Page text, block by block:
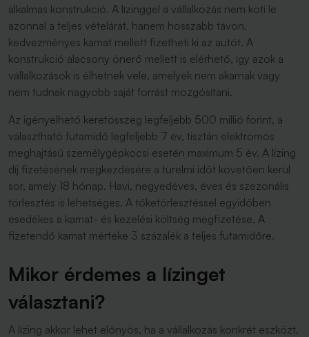
alkalmas konstrukció. A lízinggel a vállalkozás nem köti le
azonnal a teljes vételárat, hanem hosszabb távon,
kedvezményes kamat mellett fizetheti ki az autót. A
konstrukció alacsony önerő mellett is elérhető, így azok a
vállalkozások is élhetnek vele, amelyek nem akarnak vagy
nem tudnak nagyobb saját forrást mozgósítani.
Az igényelhető keretösszeg legfeljebb 500 millió forint, a
választható futamidő legfeljebb 7 év, tisztán elektromos
meghajtású személygépkocsi esetén maximum 5 év. A lízing
díj fizetésének megkezdésére a türelmi időt követően kerül
sor, amely 18 hónap. Havi, negyedéves, éves és szezonális
törlesztés is lehetséges. A tőketörlesztéssel egyidőben
esedékes a kamat- és kezelési költség megfizetése. A
fizetendő kamat mértéke 3 százalék a teljes futamidőre.
Mikor érdemes a lízinget
választani?
A lízing akkor lehet előnyös, ha a vállalkozás konkrét eszközt,